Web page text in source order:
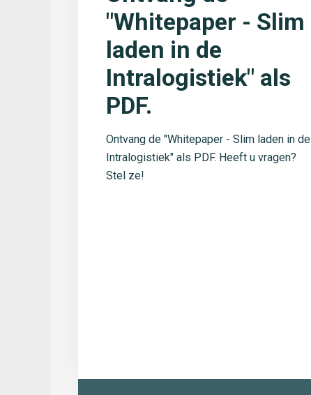
"Whitepaper - Slim
laden in de
Intralogistiek" als
PDF.
Ontvang de "Whitepaper - Slim laden in de
Intralogistiek" als PDF. Heeft u vragen?
Stel ze!